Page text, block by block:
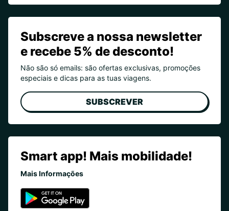
Subscreve a nossa newsletter
e recebe 5% de desconto!
Não são só emails: são ofertas exclusivas, promoções
especiais e dicas para as tuas viagens.
SUBSCREVER
Smart app! Mais mobilidade!
Mais Informações